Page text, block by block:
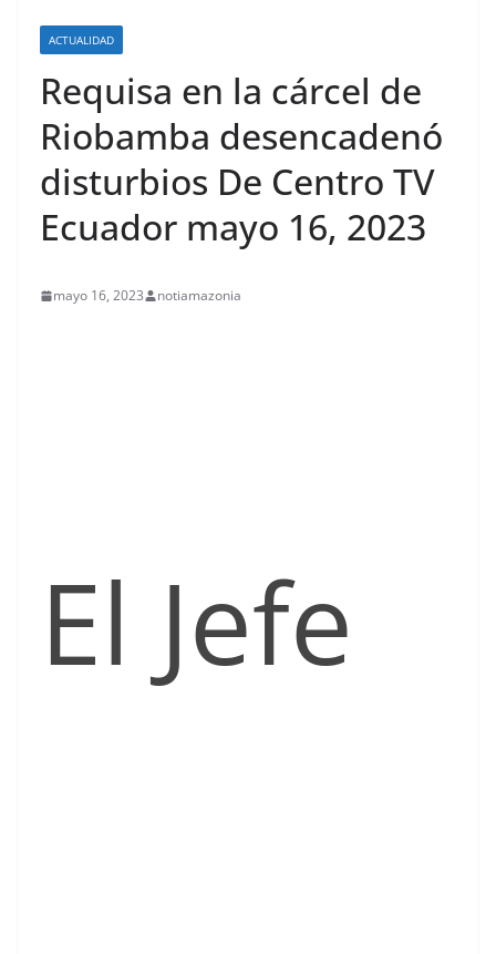
ACTUALIDAD
Requisa en la cárcel de
Riobamba desencadenó
disturbios De Centro TV
Ecuador mayo 16, 2023
mayo 16, 2023 notiamazonia
El Jefe